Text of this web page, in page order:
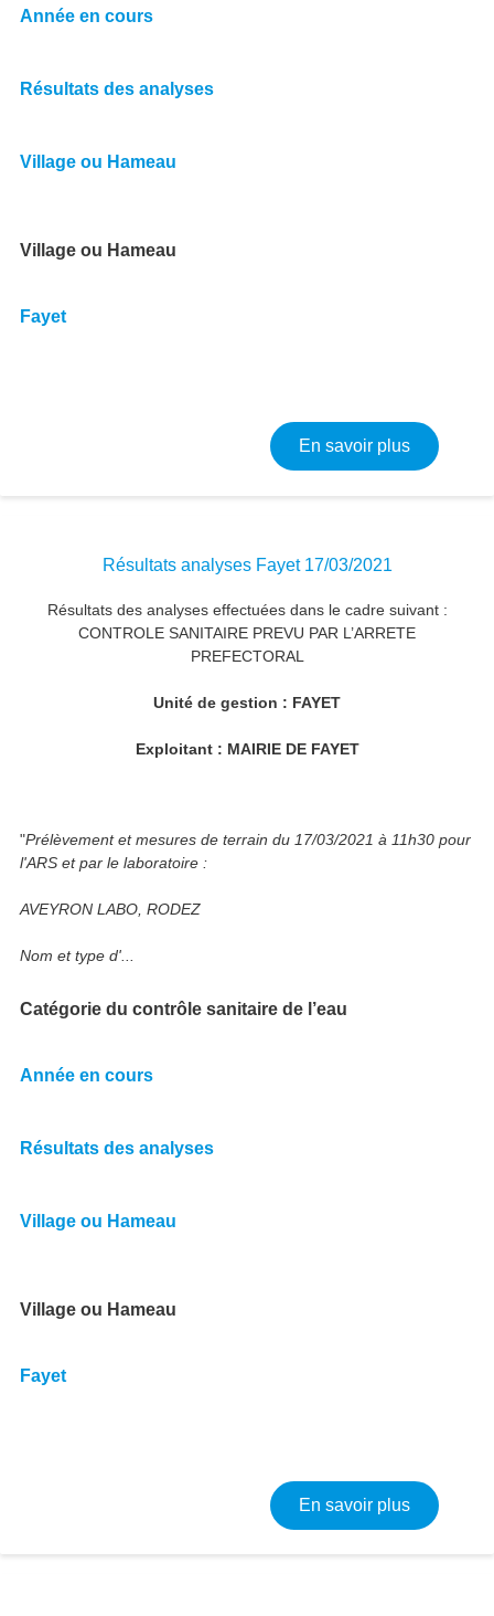
Année en cours
Résultats des analyses
Village ou Hameau
Village ou Hameau
Fayet
En savoir plussur
Résultats analyses Fayet 17/03/2021
Résultats des analyses effectuées dans le cadre suivant :
CONTROLE SANITAIRE PREVU PAR L’ARRETE
PREFECTORAL
Unité de gestion : FAYET
Exploitant : MAIRIE DE FAYET
"Prélèvement et mesures de terrain du 17/03/2021 à 11h30 pour
l'ARS et par le laboratoire :
AVEYRON LABO, RODEZ
Nom et type d'...
Catégorie du contrôle sanitaire de l’eau
Année en cours
Résultats des analyses
Village ou Hameau
Village ou Hameau
Fayet
En savoir plussur